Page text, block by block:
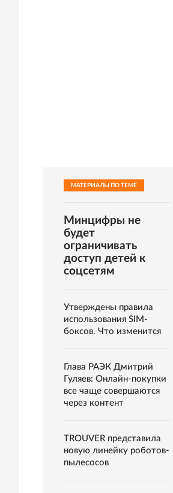
МАТЕРИАЛЫ ПО ТЕМЕ
Минцифры не
будет
ограничивать
доступ детей к
соцсетям
Утверждены правила
использования SIM-
боксов. Что изменится
Глава РАЭК Дмитрий
Гуляев: Онлайн-покупки
все чаще совершаются
через контент
TROUVER представила
новую линейку роботов-
пылесосов